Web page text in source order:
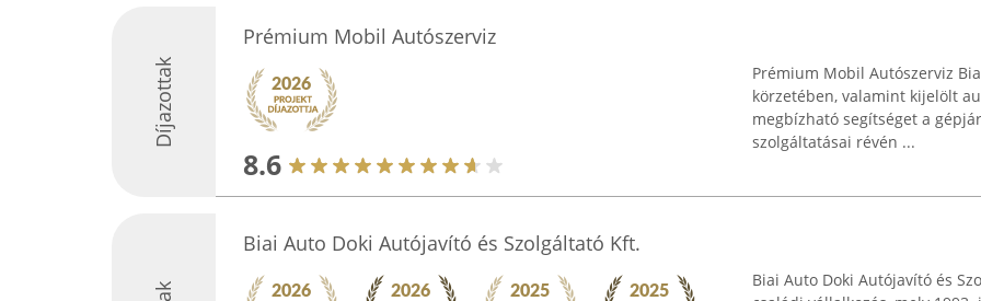
Díjazottak
Prémium Mobil Autószerviz
8.6
Prémium Mobil Autószerviz
körzetében, valamint kijelölt
megbízható segítséget a
szolgáltatásai révén ...
Biai Auto Doki Autójavító és Szolgáltató Kft.
Biai Auto Doki Autójavító és